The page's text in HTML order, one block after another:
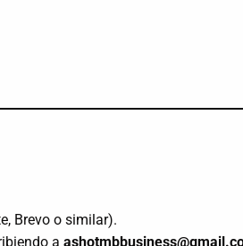
Brevo o similar).
a